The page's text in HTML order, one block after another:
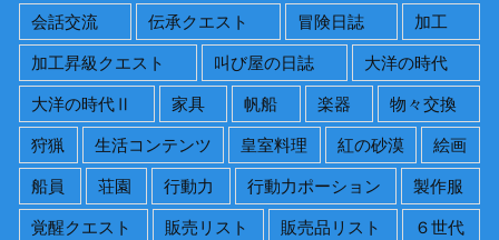
会話交流
伝承クエスト 冒険日誌
加工
加工昇級クエスト
叫び屋の日誌
大洋の時代
大洋の時代Ⅱ
家具 帆船 楽器
物々交換
狩猟
生活コンテンツ 皇室料理 紅の砂漠
絵画
船員
荘園 行動力 行動力ポーション
製作服
覚醒クエスト
販売リスト 販売品リスト ６世代